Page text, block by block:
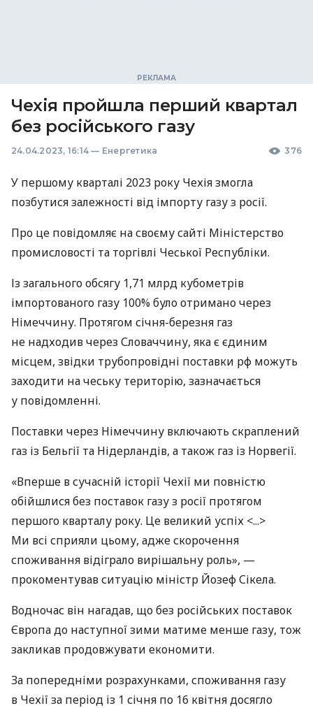
Чехія пройшла перший квартал
без російського газу
24.04.2023, 16:14 — Енергетика 376
У першому кварталі 2023 року Чехія змогла
позбутися залежності від імпорту газу з росії.
Про це повідомляє на своєму сайті Міністерство
промисловості та торгівлі Чеської Республіки.
Із загального обсягу 1,71 млрд кубометрів
імпортованого газу 100% було отримано через
Німеччину. Протягом січня-березня газ
не надходив через Словаччину, яка є єдиним
місцем, звідки трубопровідні поставки рф можуть
заходити на чеську територію, зазначається
у повідомленні.
Поставки через Німеччину включають скраплений
газ із Бельгії та Нідерландів, а також газ із Норвегії.
«Вперше в сучасній історії Чехії ми повністю
обійшлися без поставок газу з росії протягом
першого кварталу року. Це великий успіх <...>
Ми всі сприяли цьому, адже скорочення
споживання відіграло вирішальну роль», —
прокоментував ситуацію міністр Йозеф Сікела.
Водночас він нагадав, що без російських поставок
Європа до наступної зими матиме менше газу, тож
закликав продовжувати економити.
За попередніми розрахунками, споживання газу
в Чехії за період із 1 січня по 16 квітня досягло